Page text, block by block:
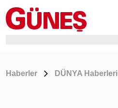
Haberler DÜNYA Haberleri